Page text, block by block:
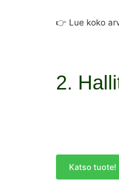
👉 Lue koko
2.
Katso tuote!